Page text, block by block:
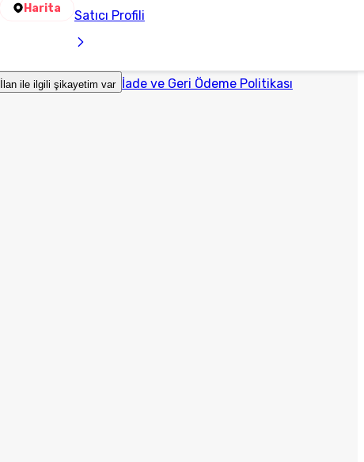
Harita Satıcı Profili
İlan ile ilgili şikayetim var İade ve Geri Ödeme Politikası